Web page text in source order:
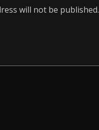
will not be published.